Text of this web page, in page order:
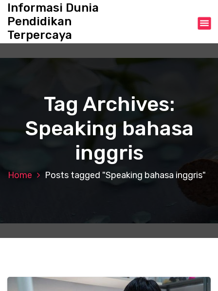
o
Informasi Dunia
Pendidikan
Terpercaya
Tag Archives:
Speaking bahasa
inggris
Home Posts tagged "Speaking bahasa inggris"